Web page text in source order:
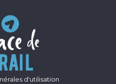
d'utilisation